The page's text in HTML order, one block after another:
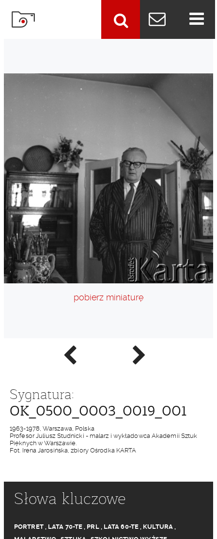
Poprzednie
zdjęcie
Następne
zdjęcie
pobierz miniaturę
Sygnatura:
OK_0500_0003_0019_001
1963-1978, Warszawa, Polska
Profesor Juliusz Studnicki - malarz i wykładowca Akademii Sztuk
Pięknych w Warszawie.
Fot. Irena Jarosińska, zbiory Ośrodka KARTA
Słowa kluczowe
PORTRET, LATA 70-TE , PRL, LATA 60-TE, KULTURA,